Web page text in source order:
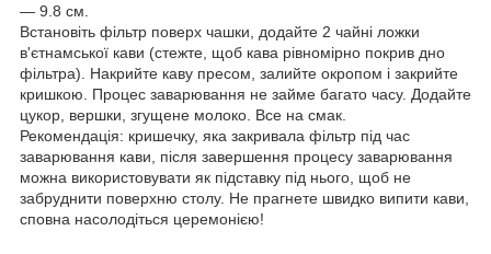
— 9.8 см.
Встановіть фільтр поверх чашки, додайте 2 чайні ложки
в'єтнамської кави (стежте, щоб кава рівномірно покрив дно
фільтра). Накрийте каву пресом, залийте окропом і закрийте
кришкою. Процес заварювання не займе багато часу. Додайте
цукор, вершки, згущене молоко. Все на смак.
Рекомендація: кришечку, яка закривала фільтр під час
заварювання кави, після завершення процесу заварювання
можна використовувати як підставку під нього, щоб не
забруднити поверхню столу. Не прагнете швидко випити кави,
сповна насолодіться церемонією!